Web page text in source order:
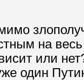
на
или
один